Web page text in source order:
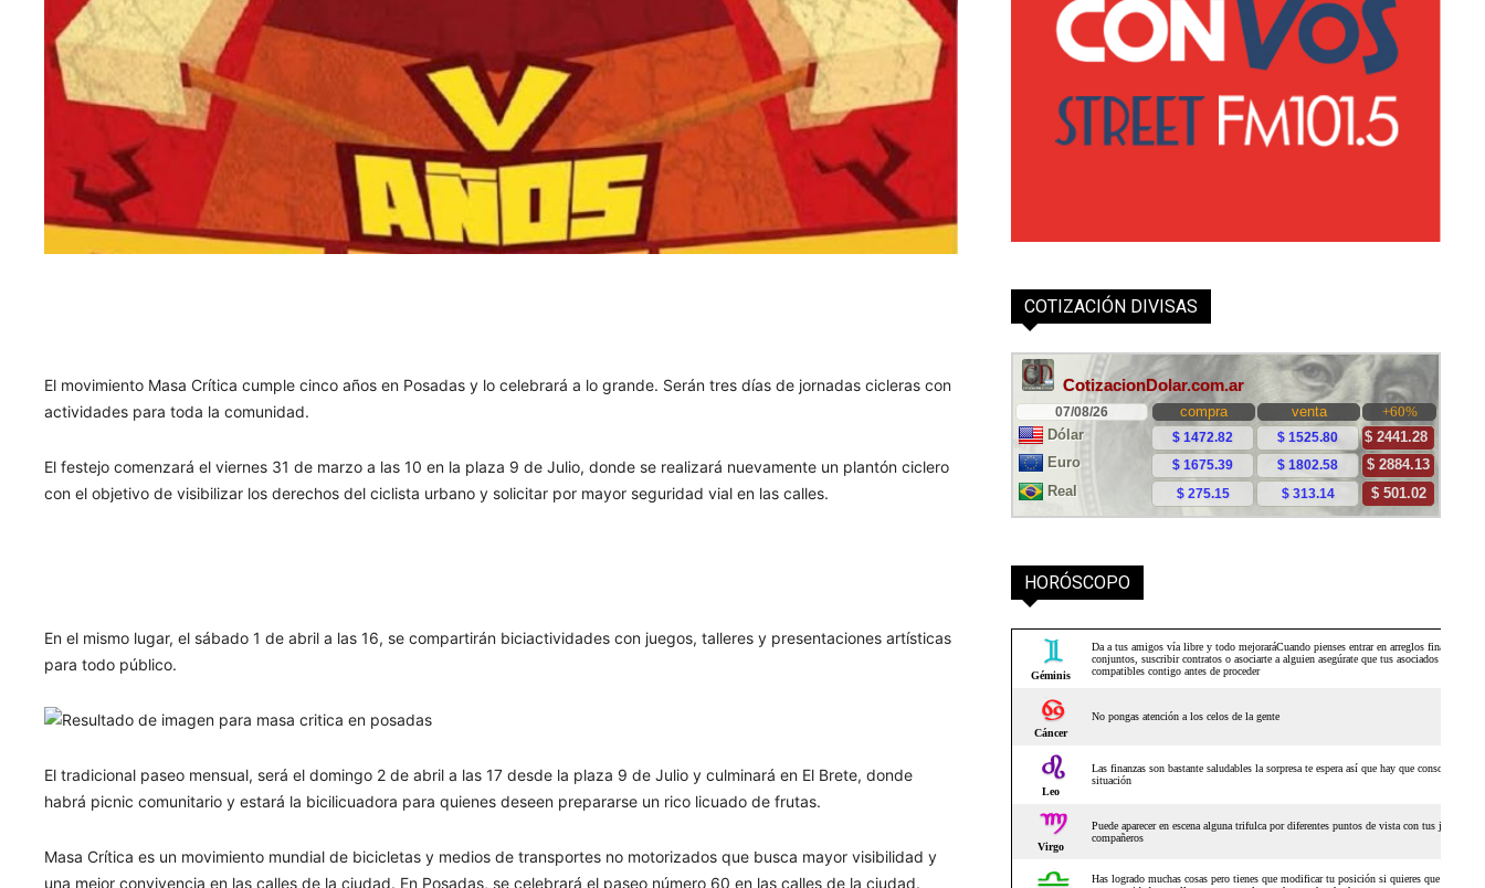
El movimiento Masa Crítica cumple cinco años en Posadas y lo celebrará a lo grande. Serán tres días de jornadas cicleras con
actividades para toda la comunidad.
El festejo comenzará el viernes 31 de marzo a las 10 en la plaza 9 de Julio, donde se realizará nuevamente un plantón ciclero
con el objetivo de visibilizar los derechos del ciclista urbano y solicitar por mayor seguridad vial en las calles.
En el mismo lugar, el sábado 1 de abril a las 16, se compartirán biciactividades con juegos, talleres y presentaciones artísticas
para todo público.
El tradicional paseo mensual, será el domingo 2 de abril a las 17 desde la plaza 9 de Julio y culminará en El Brete, donde
habrá picnic comunitario y estará la bicilicuadora para quienes deseen prepararse un rico licuado de frutas.
Masa Crítica es un movimiento mundial de bicicletas y medios de transportes no motorizados que busca mayor visibilidad y
una mejor convivencia en las calles de la ciudad. En Posadas, se celebrará el paseo número 60 en las calles de la ciudad.
COTIZACIÓN DIVISAS
HORÓSCOPO